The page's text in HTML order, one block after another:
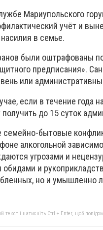
Мариупольского
учёт и
в семье.
были оштрафованы
предписания».
или
если в течение года
до 15 суток
семейно-бытовые
алкогольной
угрозами и
и
но и умышленно
текст і натисніть Ctrl + Enter, щоб